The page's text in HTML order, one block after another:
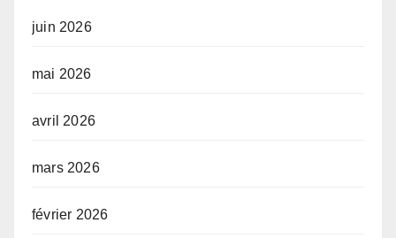
juin 2026
mai 2026
avril 2026
mars 2026
février 2026